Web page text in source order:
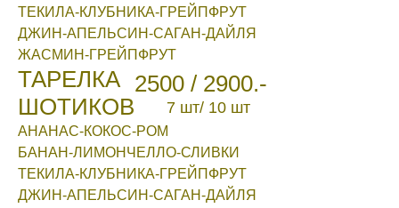
ТЕКИЛА-КЛУБНИКА-ГРЕЙПФРУТ
ДЖИН-АПЕЛЬСИН-САГАН-ДАЙЛЯ
ЖАСМИН-ГРЕЙПФРУТ
ТАРЕЛКА
ШОТИКОВ
2500 / 2900.-
7 шт/ 10 шт
АНАНАС-КОКОС-РОМ
БАНАН-ЛИМОНЧЕЛЛО-СЛИВКИ
ТЕКИЛА-КЛУБНИКА-ГРЕЙПФРУТ
ДЖИН-АПЕЛЬСИН-САГАН-ДАЙЛЯ